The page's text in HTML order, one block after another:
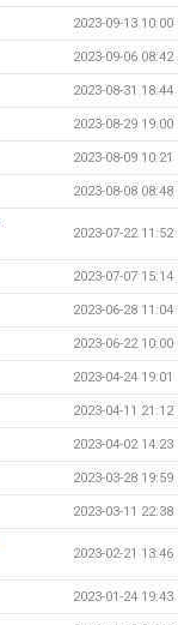
2023-09-13 10:00
2023-09-06 08:42
2023-08-31 18:44
2023-08-29 19:00
2023-08-09 10:21
2023-08-08 08:48
2023-07-22 11:52
2023-07-07 15:14
2023-06-28 11:04
2023-06-22 10:00
2023-04-24 19:01
2023-04-11 21:12
2023-04-02 14:23
2023-03-28 19:59
2023-03-11 22:38
2023-02-21 13:46
2023-01-24 19:43